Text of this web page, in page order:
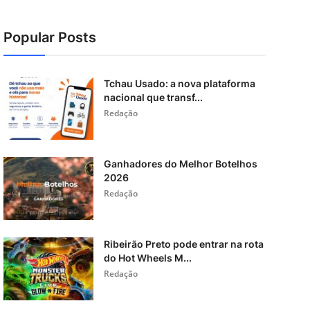
Popular Posts
Tchau Usado: a nova plataforma
nacional que transf...
Redação
Ganhadores do Melhor Botelhos
2026
Redação
Ribeirão Preto pode entrar na rota
do Hot Wheels M...
Redação